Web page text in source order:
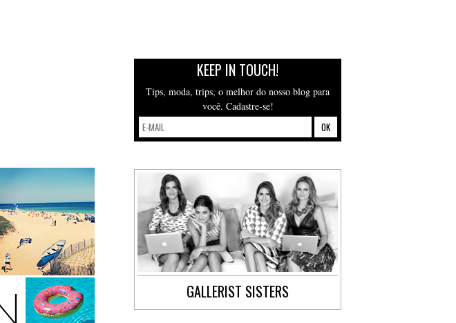
KEEP IN TOUCH!
Tips, moda, trips, o melhor do nosso blog para
você. Cadastre-se!
GALLERIST SISTERS